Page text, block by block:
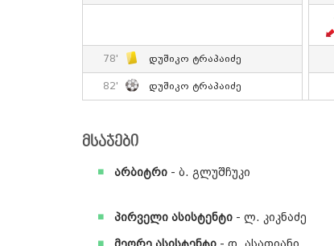
78' Დუშიკო Ტრაპაიძე
82' Დუშიკო Ტრაპაიძე
მსაჯები
არბიტრი - ბ. გლუშჩუკი
პირველი ასისტენტი - ლ. კიკნაძე